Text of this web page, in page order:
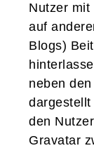
Nutzer mit
auf
Blogs)
neben
den
Gravatar